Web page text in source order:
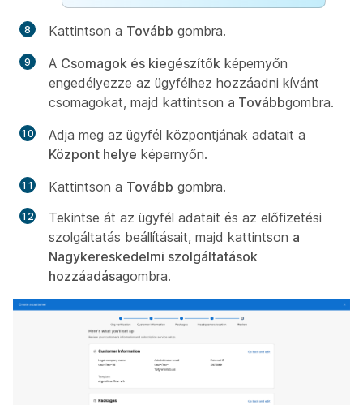
Kattintson a Tovább gombra.
A Csomagok és kiegészítők képernyőn
engedélyezze az ügyfélhez hozzáadni kívánt
csomagokat, majd kattintson a Továbbgombra.
Adja meg az ügyfél központjának adatait a
Központ helye képernyőn.
Kattintson a Tovább gombra.
Tekintse át az ügyfél adatait és az előfizetési
szolgáltatás beállításait, majd kattintson a
Nagykereskedelmi szolgáltatások
hozzáadásagombra.